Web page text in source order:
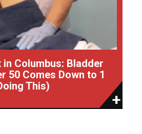
Columbus: Bladder
50 Comes Down to 1
This)